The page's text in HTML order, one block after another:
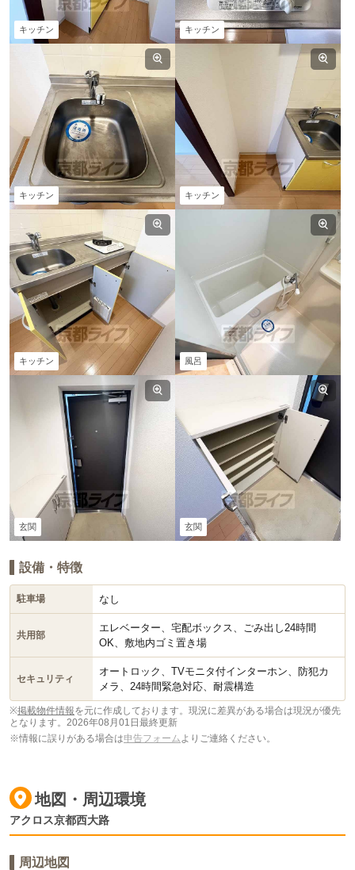
キッチン キッチン
キッチン キッチン
キッチン 風呂
玄関 玄関
設備・特徴
駐車場 なし
共用部
エレベーター、宅配ボックス、ごみ出し24時間
OK、敷地内ゴミ置き場
セキュリティ
オートロック、TVモニタ付インターホン、防犯カ
メラ、24時間緊急対応、耐震構造
※掲載物件情報を元に作成しております。現況に差異がある場合は現況が優先
となります。 2026年08月01日最終更新
※情報に誤りがある場合は申告フォーム よりご連絡ください。
地図・周辺環境
アクロス京都西大路
周辺地図